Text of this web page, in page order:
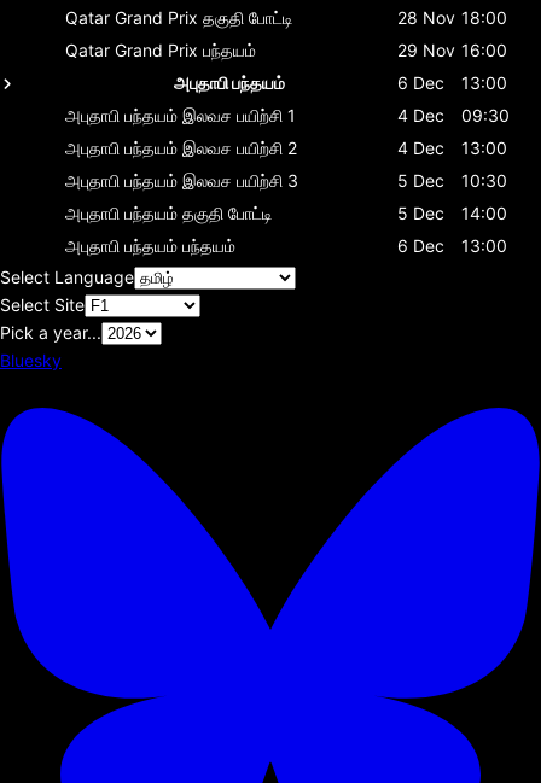
Qatar Grand Prix தகுதி போட்டி 28 Nov 18:00
Qatar Grand Prix பந்தயம் 29 Nov 16:00
அபுதாபி பந்தயம்
6 Dec
13:00
அபுதாபி பந்தயம் இலவச பயிற்சி 1 4 Dec
09:30
அபுதாபி பந்தயம் இலவச பயிற்சி 2 4 Dec
13:00
அபுதாபி பந்தயம் இலவச பயிற்சி 3 5 Dec
10:30
அபுதாபி பந்தயம் தகுதி போட்டி 5 Dec
14:00
அபுதாபி பந்தயம் பந்தயம் 6 Dec
13:00
Select Language
Select Site
Pick a year...
Bluesky